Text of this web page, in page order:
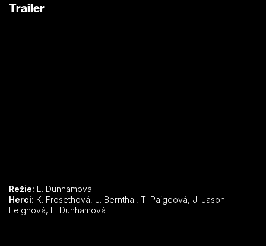
Trailer
Režie: L. Dunhamová
Herci:
Leighová, L. Dunhamová